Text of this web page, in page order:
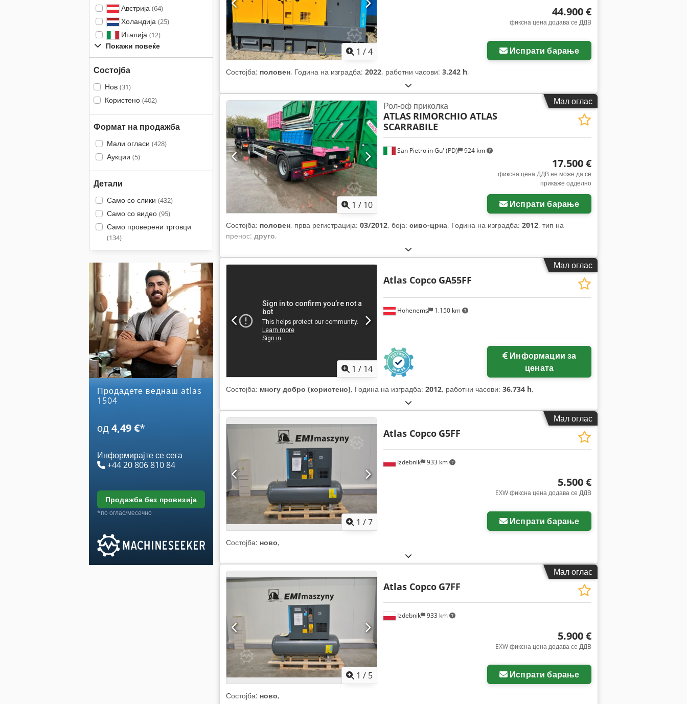
Австрија (64)
Холандија (25)
Италија (12)
Покажи повеќе
Состојба
Нов (31)
Користено (402)
Формат на продажба
Мали огласи (428)
Аукции (5)
Детали
Само со слики (432)
Само со видео (95)
Само проверени трговци
(134)
Продадете веднаш atlas
1504
од4,49 €*
Информирајте се сега
+44 20 806 810 84
продажба без провизија
*по оглас/месечно
1 /4
44.900 €
фиксна цена додава се ДДВ
Испрати барање
Состојба: половен, Година на изградба: 2022, работни часови: 3.242 h,
Мал оглас
1 / 10
San Pietro in Gu' (PD) 924 km
Рол-оф приколка
ATLAS RIMORCHIO ATLAS
SCARRABILE
17.500 €
фиксна цена ДДВ не може да се
прикаже одделно
Испрати барање
Состојба: половен, прва регистрација: 03/2012, боја: сиво-црна, Година на изградба: 2012, тип на
пренос: друго,
Мал оглас
1 / 14
Hohenems 1.150 km
Atlas Copco GA55FF
цената
Состојба: многу добро (користено), Година на изградба: 2012, работни часови: 36.734 h,
Мал оглас
1 /7
Izdebnik 933 km
Atlas Copco G5FF
5.500 €
EXW фиксна цена додава се ДДВ
Испрати барање
Состојба: ново,
Мал оглас
1 / 5
Izdebnik 933 km
Atlas Copco G7FF
5.900 €
EXW фиксна цена додава се ДДВ
Испрати барање
Состојба: ново,